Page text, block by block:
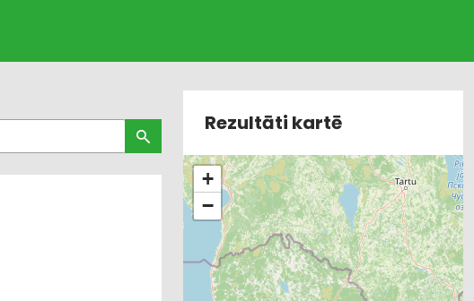
Rezultāti kartē
+
−